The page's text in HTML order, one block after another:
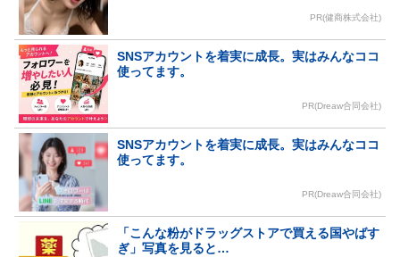
PR(健商株式会社)
SNSアカウントを着実に成長。実はみんなココ
使ってます。
PR(Dreaw合同会社)
SNSアカウントを着実に成長。実はみんなココ
使ってます。
PR(Dreaw合同会社)
「こんな粉がドラッグストアで買える国やばす
ぎ」写真を見ると…